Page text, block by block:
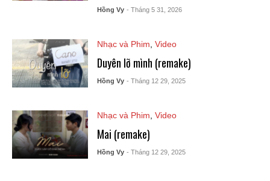
Hồng Vy - Tháng 5 31, 2026
Nhạc và Phim Video
Duyên lỡ mình (remake)
Hồng Vy - Tháng 12 29, 2025
Nhạc và Phim Video
Mai (remake)
Hồng Vy - Tháng 12 29, 2025